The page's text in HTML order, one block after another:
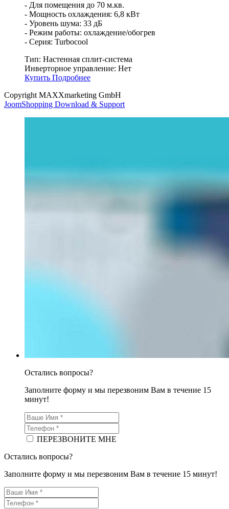
- Для помещения до 70 м.кв.
- Мощность охлаждения: 6,8 кВт
- Уровень шума: 33 дБ
- Режим работы: охлаждение/обогрев
- Серия: Turbocool
Тип: Настенная сплит-система
Инверторное управление: Нет
Купить Подробнее
Copyright MAXXmarketing GmbH
JoomShopping Download & Support
Остались вопросы?
Заполните форму и мы перезвоним Вам в течение 15
минут!
ПЕРЕЗВОНИТЕ МНЕ
Остались вопросы?
Заполните форму и мы перезвоним Вам в течение 15 минут!